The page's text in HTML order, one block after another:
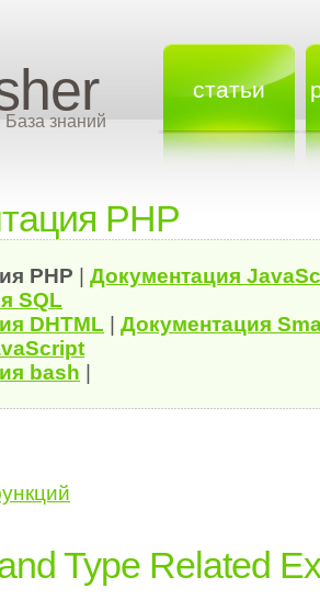
База знаний
статьи
PHP
PHP Документация
SQL
DHTML
Документация
bash
Type Related